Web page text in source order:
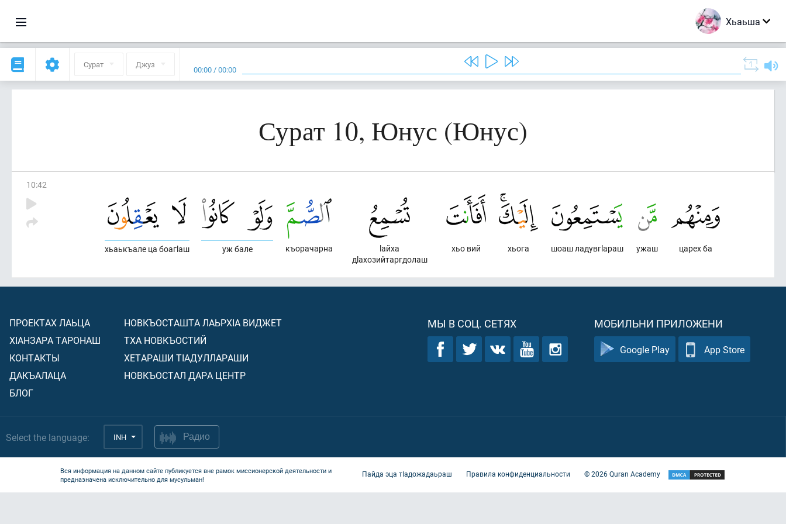
Хьаьша
Сурат Джуз 00:00 /00:00
Сурат 10, Юнус (Юнус)
10:42
царех ба
ужаш
шоаш ладувгlараш
хьога
хьо вий
lайха
дlахозийтаргдолаш
къорачарна
уж бале
хьаькъале ца боагlаш
ПРОЕКТАХ ЛАЬЦА
ХIАНЗАРА ТАРОНАШ
КОНТАКТЫ
ДАКЪАЛАЦА
БЛОГ
НОВКЪОСТАШТА ЛАЬРХIА ВИДЖЕТ
ТХА НОВКЪОСТИЙ
ХЕТАРАШИ ТIАДУЛЛАРАШИ
НОВКЪОСТАЛ ДАРА ЦЕНТР
МЫ В СОЦ. СЕТЯХ МОБИЛЬНИ ПРИЛОЖЕНИ
Google Play App Store
Select the language: INH Радио
Вся информация на данном сайте публикуется вне рамок миссионерской деятельности и
предназначена исключительно для мусульман!
Пайда эца тIадожадаьраш Правила конфиденциальности ©2026Quran Academy